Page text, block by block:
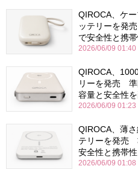
QIROCA、ケ
ッテリーを発
で安全性と携
2026/06/09 01:40
QIROCA、
リーを発売 準
容量と安全性
2026/06/09 01:23
QIROCA、薄
テリーを発売
安全性と携帯
2026/06/09 01:08